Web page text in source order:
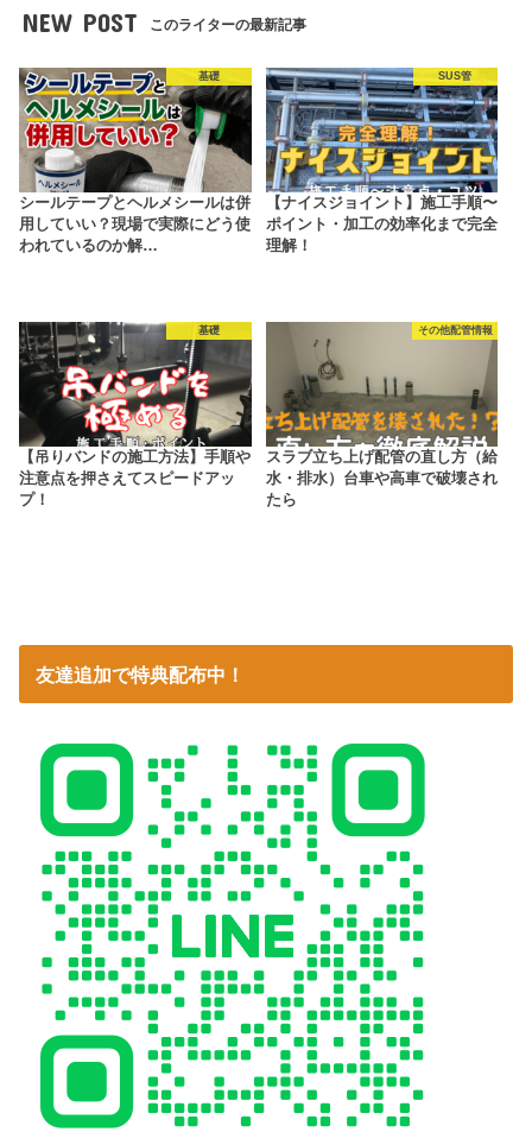
NEW POST このライターの最新記事
基礎
シールテープとヘルメシールは併
用していい？現場で実際にどう使
われているのか解…
SUS管
【ナイスジョイント】施工手順〜
ポイント・加工の効率化まで完全
理解！
基礎
【吊りバンドの施工方法】手順や
注意点を押さえてスピードアッ
プ！
その他配管情報
スラブ立ち上げ配管の直し方（給
水・排水）台車や高車で破壊され
たら
友達追加で特典配布中！